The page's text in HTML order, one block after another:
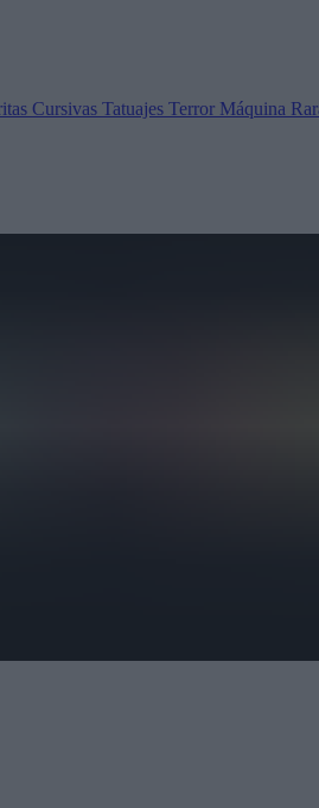
Cursivas Tatuajes Terror Máquina